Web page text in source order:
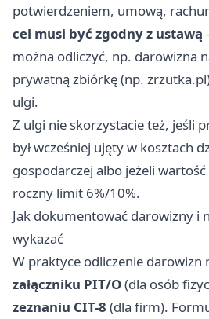
potwierdzeniem, umową,
cel musi być zgodny z ustawą
można odliczyć, np. darowizna
prywatną zbiórkę (np.
ulgi.
Z ulgi nie skorzystacie też, jeśli
był wcześniej ujęty w kosztach
gospodarczej albo jeżeli wartość
roczny limit 6%/10%.
Jak dokumentować darowizny i
wykazać
W praktyce odliczenie darowizn
załączniku PIT/O(dla osób
zeznaniu CIT-8 (dla firm).